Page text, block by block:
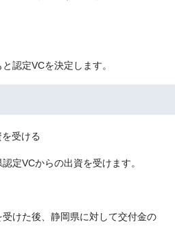
認定VCを決定します。
受ける
定VCからの出資を受けます。
けた後、静岡県に対して交付⾦の